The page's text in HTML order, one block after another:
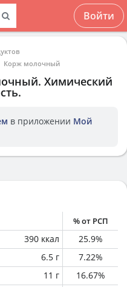
Войти
Корж молочный
. Химический
в приложении Мой
% от РСП
390 ккал 25.9%
6.5 г 7.22%
11 г 16.67%